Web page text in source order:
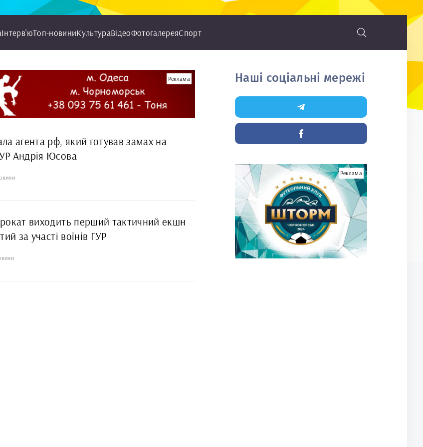
Інтерв'юТоп-новиниКультураВідеоФотогалереяСпорт
Реклама
агента рф, який готував замах на
Андрія Юсова
виходить перший тактичний екшн
за участі воїнів ГУР
Наші соціальні мережі
Реклама